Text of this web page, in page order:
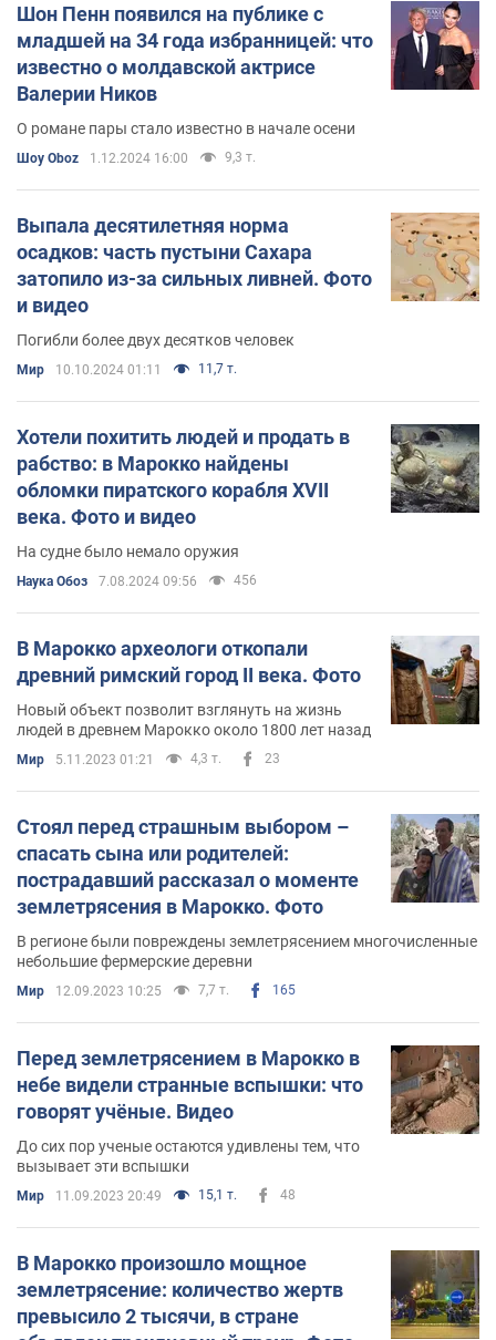
Шон Пенн появился на публике с
младшей на 34 года избранницей: что
известно о молдавской актрисе
Валерии Ников
О романе пары стало известно в начале осени
Шоу Oboz 1.12.2024 16:00 9,3 т.
Выпала десятилетняя норма
осадков: часть пустыни Сахара
затопило из-за сильных ливней. Фото
и видео
Погибли более двух десятков человек
Мир 10.10.2024 01:11 11,7 т.
Хотели похитить людей и продать в
рабство: в Марокко найдены
обломки пиратского корабля XVII
века. Фото и видео
На судне было немало оружия
Наука Обоз 7.08.2024 09:56 456
В Марокко археологи откопали
древний римский город II века. Фото
Новый объект позволит взглянуть на жизнь
людей в древнем Марокко около 1800 лет назад
Мир 5.11.2023 01:21 4,3 т. 23
Стоял перед страшным выбором –
спасать сына или родителей:
пострадавший рассказал о моменте
землетрясения в Марокко. Фото
В регионе были повреждены землетрясением многочисленные
небольшие фермерские деревни
Мир 12.09.2023 10:25 7,7 т. 165
Перед землетрясением в Марокко в
небе видели странные вспышки: что
говорят учёные. Видео
До сих пор ученые остаются удивлены тем, что
вызывает эти вспышки
Мир 11.09.2023 20:49 15,1 т. 48
В Марокко произошло мощное
землетрясение: количество жертв
превысило 2 тысячи, в стране